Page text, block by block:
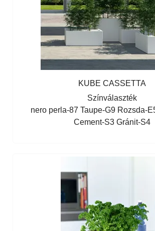
KUBE CASSETTA
Színválaszték
nero perla-87Taupe-G9 Rozsda-
Cement-S3Gránit-S4